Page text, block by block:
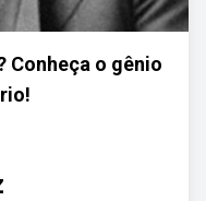
Conheça o gênio